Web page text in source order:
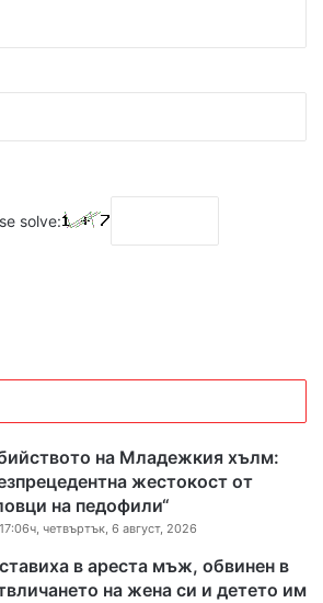
solve:
на Младежкия хълм:
жестокост от
на педофили“
17:06ч, четвъртък, 6 август, 2026
в ареста мъж, обвинен в
на жена си и детето им